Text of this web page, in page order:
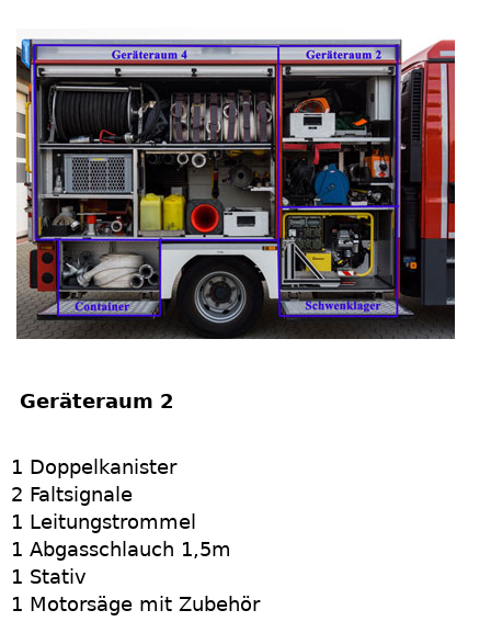
Geräteraum 2
1 Doppelkanister
2 Faltsignale
1 Leitungstrommel
1 Abgasschlauch 1,5m
1 Stativ
1 Motorsäge mit Zubehör